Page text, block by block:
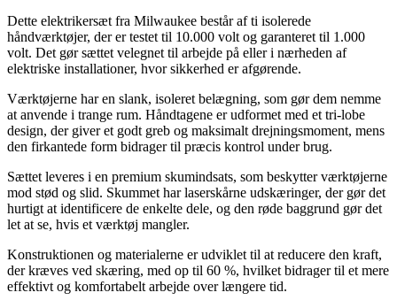
Dette elektrikersæt fra Milwaukee består af ti isolerede
håndværktøjer, der er testet til 10.000 volt og garanteret til 1.000
volt. Det gør sættet velegnet til arbejde på eller i nærheden af
elektriske installationer, hvor sikkerhed er afgørende.
Værktøjerne har en slank, isoleret belægning, som gør dem nemme
at anvende i trange rum. Håndtagene er udformet med et tri-lobe
design, der giver et godt greb og maksimalt drejningsmoment, mens
den firkantede form bidrager til præcis kontrol under brug.
Sættet leveres i en premium skumindsats, som beskytter værktøjerne
mod stød og slid. Skummet har laserskårne udskæringer, der gør det
hurtigt at identificere de enkelte dele, og den røde baggrund gør det
let at se, hvis et værktøj mangler.
Konstruktionen og materialerne er udviklet til at reducere den kraft,
der kræves ved skæring, med op til 60 %, hvilket bidrager til et mere
effektivt og komfortabelt arbejde over længere tid.